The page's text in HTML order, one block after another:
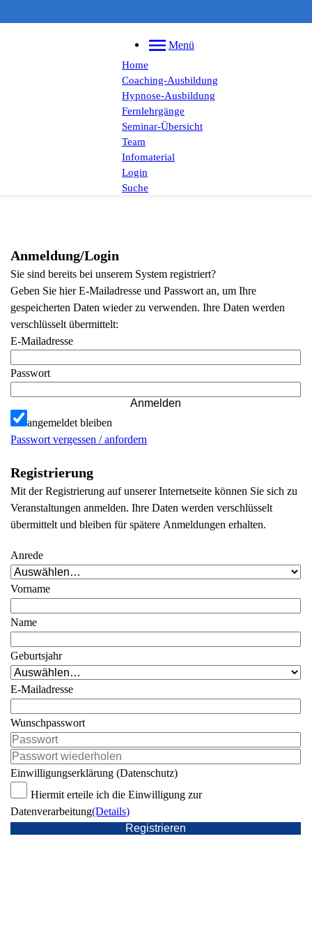
Menü
Home
Coaching-Ausbildung
Hypnose-Ausbildung
Fernlehrgänge
Seminar-Übersicht
Team
Infomaterial
Login
Suche
Anmeldung/Login
Sie sind bereits bei unserem System registriert?
Geben Sie hier E-Mailadresse und Passwort an, um Ihre
gespeicherten Daten wieder zu verwenden. Ihre Daten werden
verschlüsselt übermittelt:
E-Mailadresse
Passwort
Anmelden
angemeldet bleiben
Passwort vergessen / anfordern
Registrierung
Mit der Registrierung auf unserer Internetseite können Sie sich zu
Veranstaltungen anmelden. Ihre Daten werden verschlüsselt
übermittelt und bleiben für spätere Anmeldungen erhalten.
Anrede
Vorname
Name
Geburtsjahr
E-Mailadresse
Wunschpasswort
Einwilligungserklärung (Datenschutz)
Hiermit erteile ich die Einwilligung zur
Datenverarbeitung(Details)
Registrieren